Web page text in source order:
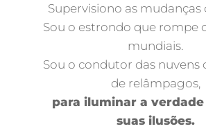
Supervisiono as mudanças
Sou o estrondo que rompe
mundiais.
Sou o condutor das nuvens
de relâmpagos,
para iluminar a
suas ilusões.